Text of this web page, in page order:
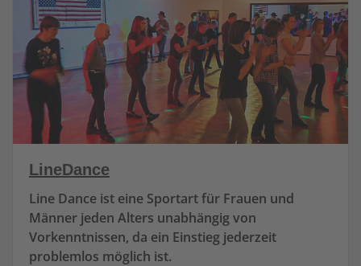
LineDance
Line Dance ist eine Sportart für Frauen und
Männer jeden Alters unabhängig von
Vorkenntnissen, da ein Einstieg jederzeit
problemlos möglich ist.